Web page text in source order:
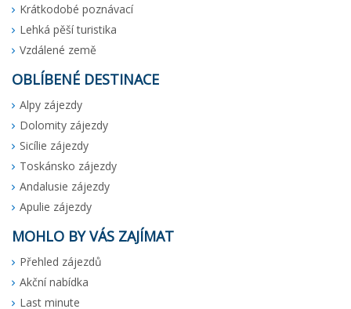
Krátkodobé poznávací
Lehká pěší turistika
Vzdálené země
OBLÍBENÉ DESTINACE
Alpy zájezdy
Dolomity zájezdy
Sicílie zájezdy
Toskánsko zájezdy
Andalusie zájezdy
Apulie zájezdy
MOHLO BY VÁS ZAJÍMAT
Přehled zájezdů
Akční nabídka
Last minute